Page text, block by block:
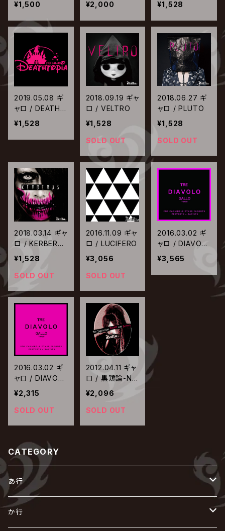
¥1,500 ¥2,000
¥1,528
2019.05.08 ギ
ャロ / DEATHT
OPIA
¥1,528
2018.09.19 ギャ
ロ / VELTRO
¥1,528
SOLD OUT
2018.06.27 ギ
ャロ / PLUTO
¥1,528
SOLD OUT
2018.03.14 ギャ
ロ / KERBERO
S
¥1,528
SOLD OUT
2016.11.09 ギャ
ロ / LUCIFERO
¥3,056
SOLD OUT
2016.03.02 ギ
ャロ / DIAVOL
O【壱型】
¥3,565
2016.03.02 ギ
ャロ / DIAVOL
O【弐型】
¥2,315
SOLD OUT
2012.04.11 ギャ
ロ / 黒鶏論-NE
O JAPANESQU
E BEAUTY AN
D DESTROY-
¥2,096
SOLD OUT
CATEGORY
あ行
あ
か行